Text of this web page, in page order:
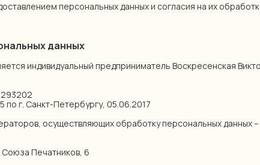
персональных данных и согласия на их
данных
индивидуальный предприниматель Воскресенская
г. Санкт-Петербургу, 05.06.2017
осуществляющих обработку персональных данных
Союза Печатников, 6